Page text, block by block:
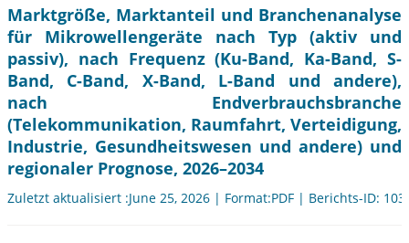
Marktgröße, Marktanteil und Branchenanalyse
für Mikrowellengeräte nach Typ (aktiv und
passiv), nach Frequenz (Ku-Band, Ka-Band, S-
Band, C-Band, X-Band, L-Band und andere),
nach Endverbrauchsbranche
(Telekommunikation, Raumfahrt, Verteidigung,
Industrie, Gesundheitswesen und andere) und
regionaler Prognose, 2026–2034
Zuletzt aktualisiert :June 25, 2026 | Format:PDF | Berichts-ID: